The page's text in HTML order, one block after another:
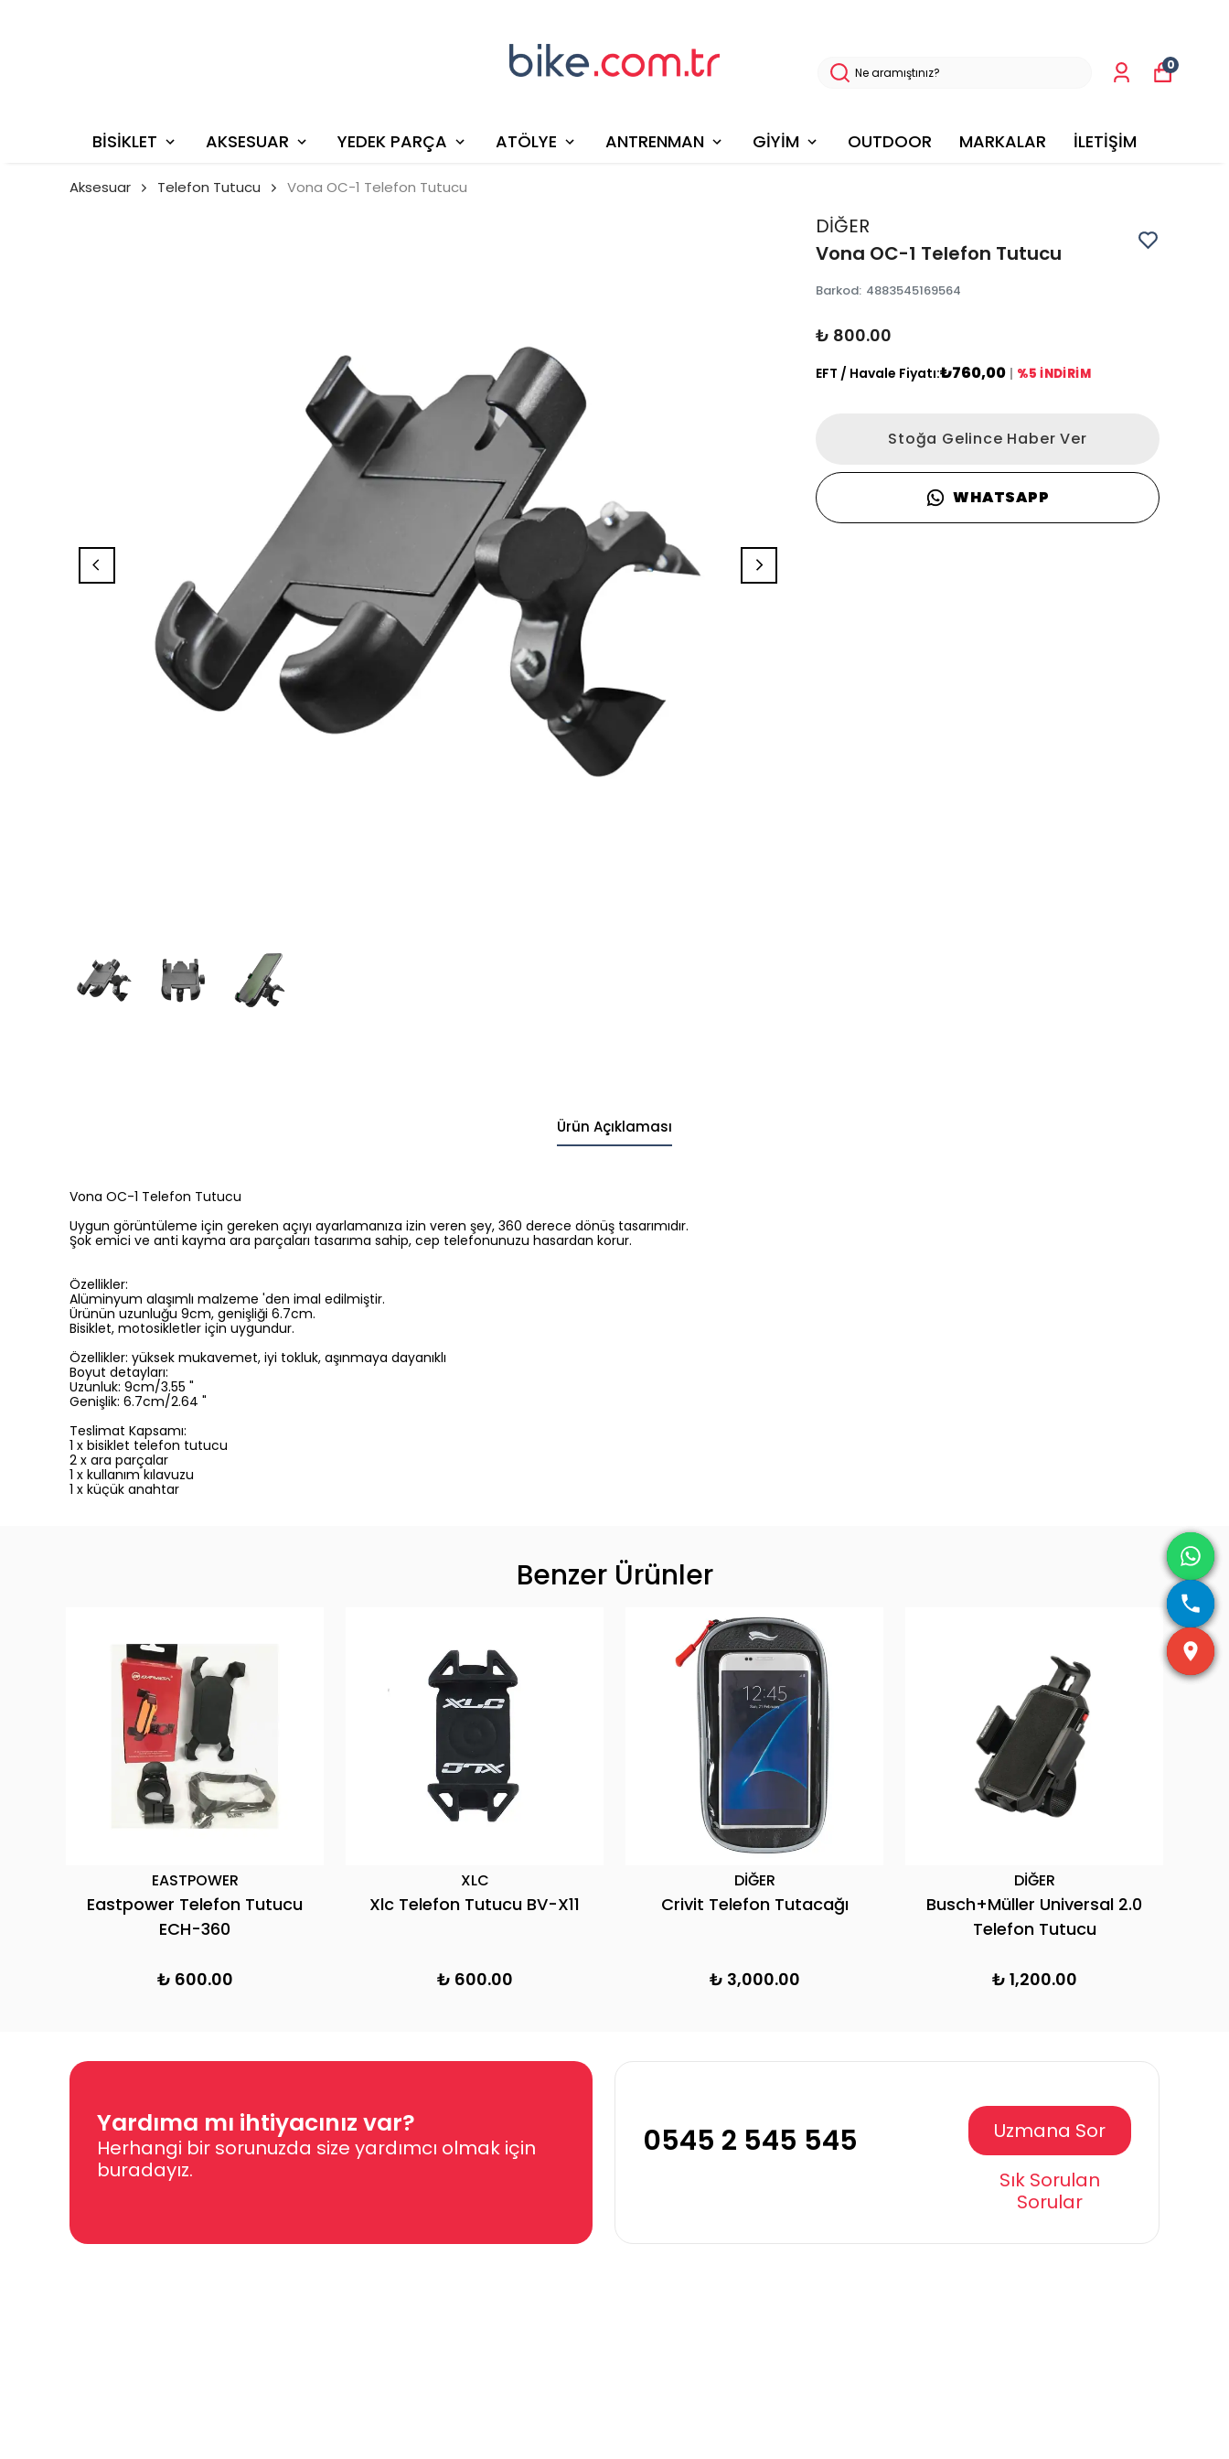
BİSİKLET AKSESUAR YEDEK PARÇA ATÖLYE ANTRENMAN GİYİM OUTDOOR MARKALAR İLETİŞİM
0
Aksesuar Telefon Tutucu Vona OC-1 Telefon Tutucu
DİĞER
Vona OC-1 Telefon Tutucu
Barkod: 4883545169564
₺ 800.00
EFT / Havale Fiyatı:₺760,00 | %5 İNDİRİM
Stoğa Gelince Haber Ver
WHATSAPP
Ürün Açıklaması
Vona OC-1 Telefon Tutucu
Uygun görüntüleme için gereken açıyı ayarlamanıza izin veren şey, 360 derece dönüş tasarımıdır.
Şok emici ve anti kayma ara parçaları tasarıma sahip, cep telefonunuzu hasardan korur.
Özellikler:
Alüminyum alaşımlı malzeme 'den imal edilmiştir.
Ürünün uzunluğu 9cm, genişliği 6.7cm.
Bisiklet, motosikletler için uygundur.
Özellikler: yüksek mukavemet, iyi tokluk, aşınmaya dayanıklı
Boyut detayları:
Uzunluk: 9cm/3.55 "
Genişlik: 6.7cm/2.64 "
Teslimat Kapsamı:
1 x bisiklet telefon tutucu
2 x ara parçalar
1 x kullanım kılavuzu
1 x küçük anahtar
Benzer Ürünler
EASTPOWER
Eastpower Telefon Tutucu
ECH-360
₺ 600.00
XLC
Xlc Telefon Tutucu BV-X11
₺ 600.00
DİĞER
Crivit Telefon Tutacağı
₺ 3,000.00
DİĞER
Busch+Müller Universal 2.0
Telefon Tutucu
₺ 1,200.00
Yardıma mı ihtiyacınız var?
Herhangi bir sorunuzda size yardımcı olmak için
buradayız.
0545 2 545 545
Uzmana Sor
Sık Sorulan
Sorular